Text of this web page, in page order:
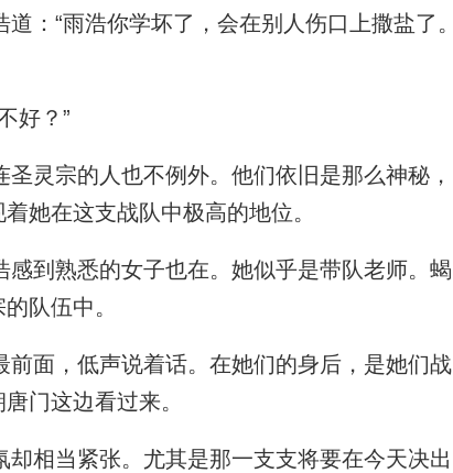
：“雨浩你学坏了，会在别人伤口上撒盐了。
好？”
灵宗的人也不例外。他们依旧是那么神秘，
她在这支战队中极高的地位。
到熟悉的女子也在。她似乎是带队老师。蝎
队伍中。
面，低声说着话。在她们的身后，是她们战
门这边看过来。
相当紧张。尤其是那一支支将要在今天决出